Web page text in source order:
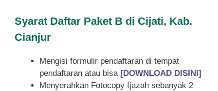
Syarat Daftar Paket B di Cijati, Kab.
Cianjur
Mengisi formulir pendaftaran di tempat
pendaftaran atau bisa [DOWNLOAD DISINI]
Menyerahkan Fotocopy Ijazah sebanyak 2